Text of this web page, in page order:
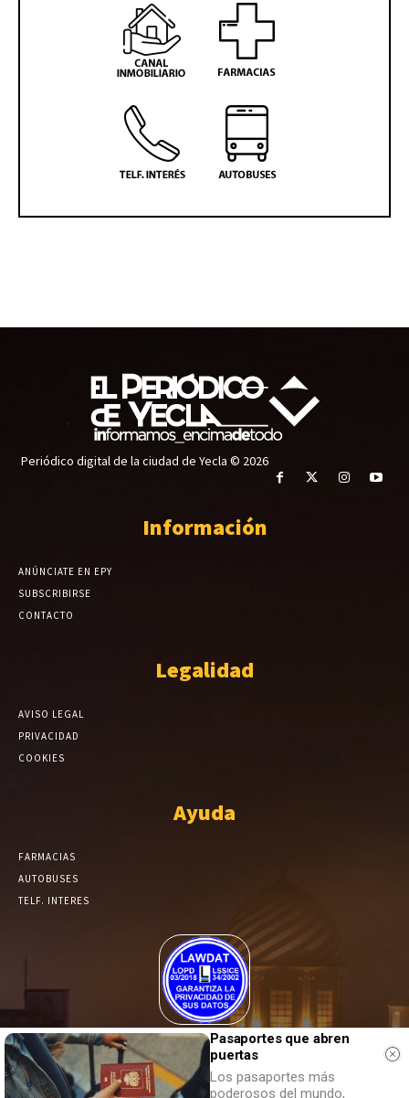
Periódico digital de la ciudad de Yecla © 2026
Información
ANÚNCIATE EN EPY
SUBSCRIBIRSE
CONTACTO
Legalidad
AVISO LEGAL
PRIVACIDAD
COOKIES
Ayuda
FARMACIAS
AUTOBUSES
TELF. INTERES
El Periódico de Yecla alcanza un grado más de compromiso en el
tratamiento de sus datos.
Pasaportes que abren
puertas
Los pasaportes más
poderosos del mundo,